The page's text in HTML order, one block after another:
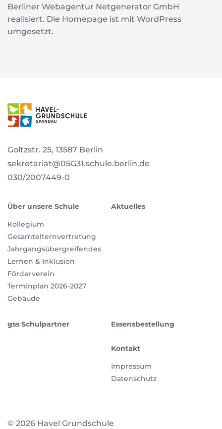
Berliner Webagentur Netgenerator GmbH
realisiert. Die Homepage ist mit WordPress
umgesetzt.
Goltzstr. 25, 13587 Berlin
sekretariat@05G31.schule.berlin.de
030/2007449-0
Über unsere Schule
Kollegium
Gesamtelternvertretung
Jahrgangsübergreifendes
Lernen & Inklusion
Förderverein
Terminplan 2026-2027
Gebäude
Aktuelles
gss Schulpartner Essensbestellung
Kontakt
Impressum
Datenschutz
© 2026 Havel Grundschule